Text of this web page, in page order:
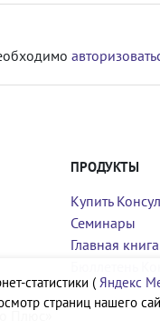
ПРОДУКТЫ
Купить
Семинары
Главная книга
Плюс»
статистики ( Яндекс
страниц нашего